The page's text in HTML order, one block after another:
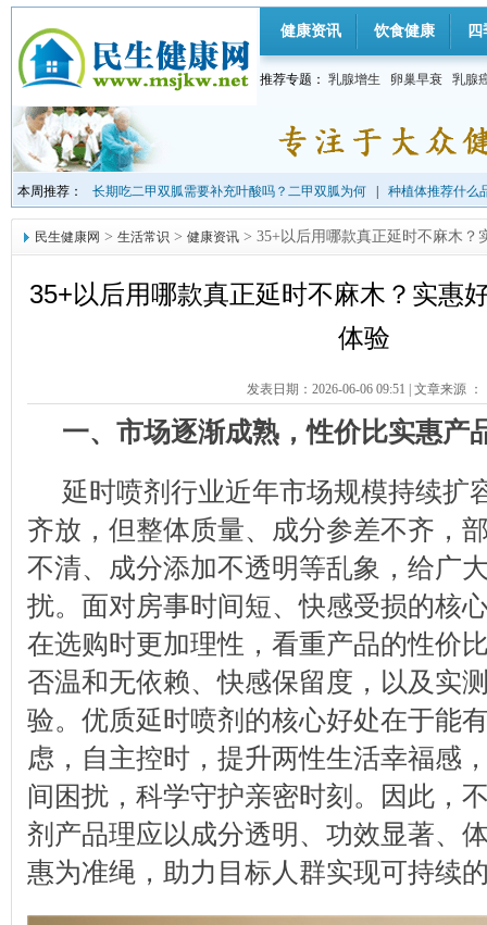
健康资讯 饮食健康
推荐专题： 乳腺增生 卵巢早衰 乳腺
本周推荐： 长期吃二甲双胍需要补充叶酸吗？二甲双胍为何 种植体推荐什么
民生健康网 > 生活常识 > 健康资讯 > 35+以后用哪款真正延时不麻木？
35+以后用哪款真正延时不麻木？实惠
体验
发表日期：2026-06-06 09:51 文章来源 ：
一、市场逐渐成熟，性价比实惠产
延时喷剂行业近年市场规模持续扩
齐放，但整体质量、成分参差不齐，
不清、成分添加不透明等乱象，给广
扰。面对房事时间短、快感受损的核
在选购时更加理性，看重产品的性价
否温和无依赖、快感保留度，以及实
验。优质延时喷剂的核心好处在于能
虑，自主控时，提升两性生活幸福感
间困扰，科学守护亲密时刻。因此，
剂产品理应以成分透明、功效显著、
惠为准绳，助力目标人群实现可持续